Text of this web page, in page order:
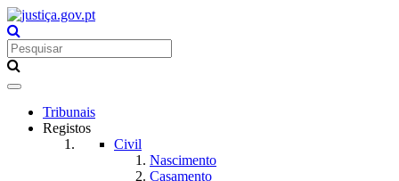
Toggle
navigationTribunais
Registos
Civil
Nascimento
Casamento